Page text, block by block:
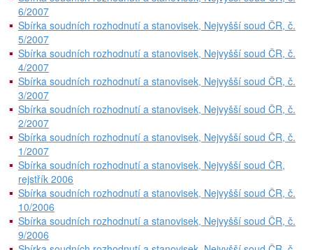
6/2007
Sbírka soudních rozhodnutí a stanovisek, Nejvyšší soud ČR, č.
5/2007
Sbírka soudních rozhodnutí a stanovisek, Nejvyšší soud ČR, č.
4/2007
Sbírka soudních rozhodnutí a stanovisek, Nejvyšší soud ČR, č.
3/2007
Sbírka soudních rozhodnutí a stanovisek, Nejvyšší soud ČR, č.
2/2007
Sbírka soudních rozhodnutí a stanovisek, Nejvyšší soud ČR, č.
1/2007
Sbírka soudních rozhodnutí a stanovisek, Nejvyšší soud ČR,
rejstřík 2006
Sbírka soudních rozhodnutí a stanovisek, Nejvyšší soud ČR, č.
10/2006
Sbírka soudních rozhodnutí a stanovisek, Nejvyšší soud ČR, č.
9/2006